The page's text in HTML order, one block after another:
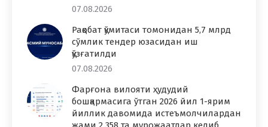
07.08.2026
Рақобат қўмитаси томонидан 5,7 млрд
сўмлик тендер юзасидан иш
қўзғатилди
07.08.2026
Фарғона вилояти ҳудудий
бошқармасига ўтган 2026 йил 1-ярим
йиллик давомида истеъмолчилардан